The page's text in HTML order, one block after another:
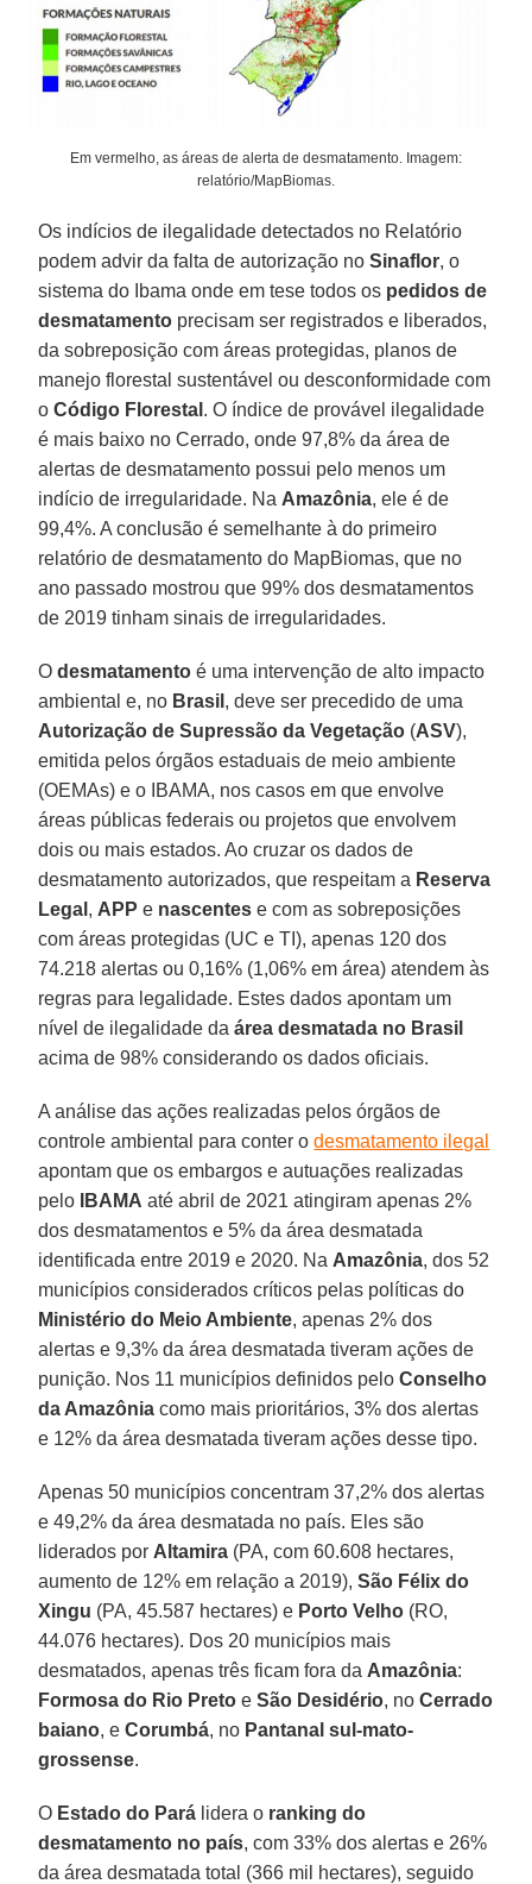
Em vermelho, as áreas de alerta de desmatamento. Imagem:
relatório/MapBiomas.
Os indícios de ilegalidade detectados no Relatório
podem advir da falta de autorização noSinaflor, o
sistema do Ibama onde em tese todos os pedidos de
desmatamento precisam ser registrados e liberados,
da sobreposição com áreas protegidas, planos de
manejo florestal sustentável ou desconformidade com
oCódigo Florestal . O índice de provável ilegalidade
é mais baixo no Cerrado, onde 97,8% da área de
alertas de desmatamento possui pelo menos um
indício de irregularidade. Na Amazônia, ele é de
99,4%. A conclusão é semelhante à do primeiro
relatório de desmatamento do MapBiomas, que no
ano passado mostrou que 99% dos desmatamentos
de 2019 tinham sinais de irregularidades.
Odesmatamento é uma intervenção de alto impacto
ambiental e, no Brasil , deve ser precedido de uma
Autorização de Supressão da Vegetação (ASV),
emitida pelos órgãos estaduais de meio ambiente
(OEMAs) e o IBAMA, nos casos em que envolve
áreas públicas federais ou projetos que envolvem
dois ou mais estados. Ao cruzar os dados de
desmatamento autorizados, que respeitam a Reserva
Legal , APP e nascentes e com as sobreposições
com áreas protegidas (UC e TI), apenas 120 dos
74.218 alertas ou 0,16% (1,06% em área) atendem às
regras para legalidade. Estes dados apontam um
nível de ilegalidade daárea desmatada no Brasil
acima de 98% considerando os dados oficiais.
A análise das ações realizadas pelos órgãos de
controle ambiental para conter odesmatamento ilegal
apontam que os embargos e autuações realizadas
pelo
IBAMA até abril de 2021 atingiram apenas 2%
dos desmatamentos e 5% da área desmatada
identificada entre 2019 e 2020. Na Amazônia, dos 52
municípios considerados críticos pelas políticas do
Ministério do Meio Ambiente, apenas 2% dos
alertas e 9,3% da área desmatada tiveram ações de
punição. Nos 11 municípios definidos peloConselho
da Amazônia como mais prioritários, 3% dos alertas
e 12% da área desmatada tiveram ações desse tipo.
Apenas 50 municípios concentram 37,2% dos alertas
e 49,2% da área desmatada no país. Eles são
liderados por Altamira (PA, com 60.608 hectares,
aumento de 12% em relação a 2019),São Félix do
Xingu (PA, 45.587 hectares) e Porto Velho (RO,
44.076 hectares). Dos 20 municípios mais
desmatados, apenas três ficam fora da Amazônia:
Formosa do Rio Preto e São Desidério, noCerrado
baiano, eCorumbá, no Pantanal sul-mato-
grossense.
O Estado do Pará lidera o ranking do
desmatamento no país, com 33% dos alertas e 26%
da área desmatada total (366 mil hectares), seguido